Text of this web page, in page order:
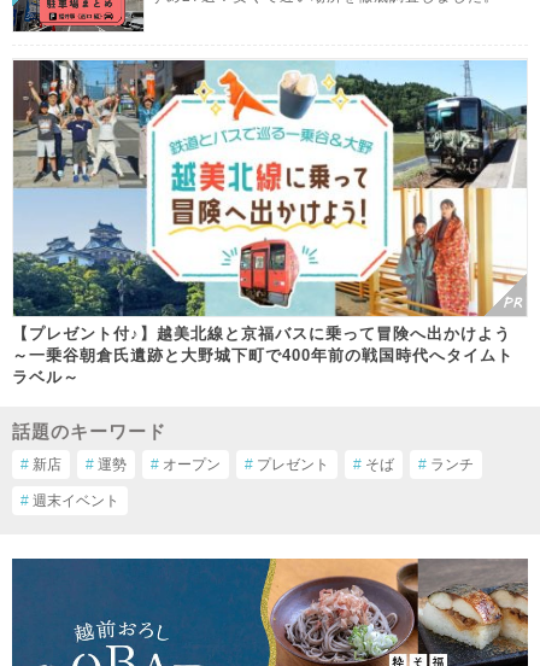
【プレゼント付♪】越美北線と京福バスに乗って冒険へ出かけよう
～一乗谷朝倉氏遺跡と大野城下町で400年前の戦国時代へタイムト
ラベル～
話題のキーワード
# 新店 # 運勢 # オープン # プレゼント # そば # ランチ
# 週末イベント